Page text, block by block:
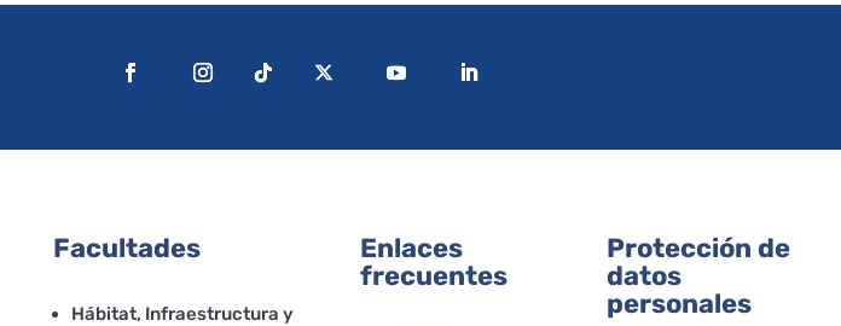
Facultades
Hábitat, Infraestructura y
Enlaces
frecuentes
Protección de
datos
personales